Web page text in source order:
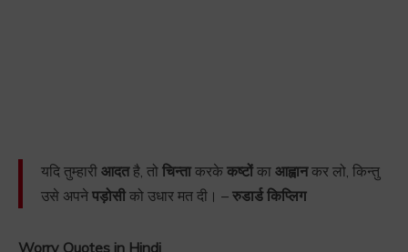
यदि तुम्हारी आदतहै, तो चिन्ताकरके कष्टोंका आह्वानकर लो, किन्तु
उसे अपने पड़ोसीको उधार मत दी। – रुडार्ड किप्लिग
Worry Quotes in Hindi